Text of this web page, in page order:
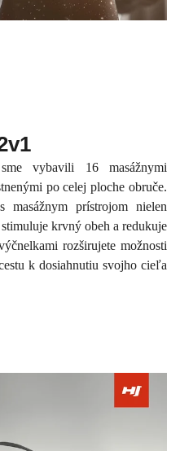
vybavili 16 masážnymi
po celej ploche obruče.
masážnym prístrojom nielen
krvný obeh a redukuje
rozširujete možnosti
k dosiahnutiu svojho cieľa